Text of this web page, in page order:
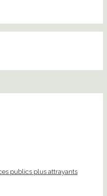
publics plus attrayants